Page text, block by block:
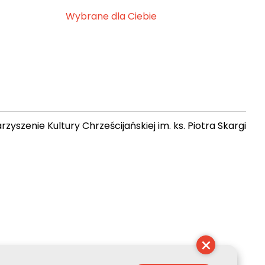
Wybrane dla Ciebie
Kultury Chrześcijańskiej im. ks. Piotra Skargi
×